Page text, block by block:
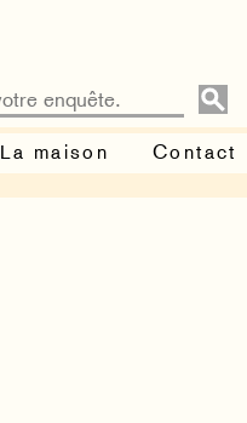
La maison Contact